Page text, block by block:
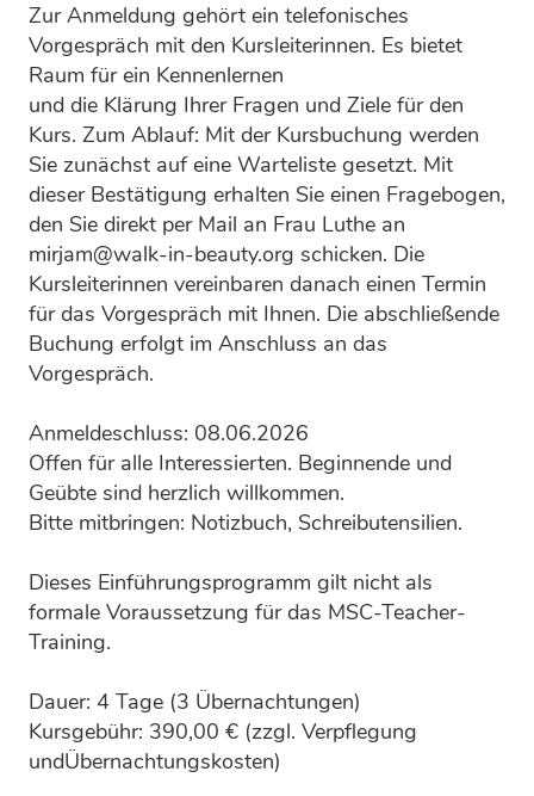
Zur Anmeldung gehört ein telefonisches
Vorgespräch mit den Kursleiterinnen. Es bietet
Raum für ein Kennenlernen
und die Klärung Ihrer Fragen und Ziele für den
Kurs. Zum Ablauf: Mit der Kursbuchung werden
Sie zunächst auf eine Warteliste gesetzt. Mit
dieser Bestätigung erhalten Sie einen Fragebogen,
den Sie direkt per Mail an Frau Luthe an
mirjam@walk-in-beauty.org schicken. Die
Kursleiterinnen vereinbaren danach einen Termin
für das Vorgespräch mit Ihnen. Die abschließende
Buchung erfolgt im Anschluss an das
Vorgespräch.
Anmeldeschluss: 08.06.2026
Offen für alle Interessierten. Beginnende und
Geübte sind herzlich willkommen.
Bitte mitbringen: Notizbuch, Schreibutensilien.
Dieses Einführungsprogramm gilt nicht als
formale Voraussetzung für das MSC-Teacher-
Training.
Dauer: 4 Tage (3 Übernachtungen)
Kursgebühr: 390,00 € (zzgl. Verpflegung
undÜbernachtungskosten)